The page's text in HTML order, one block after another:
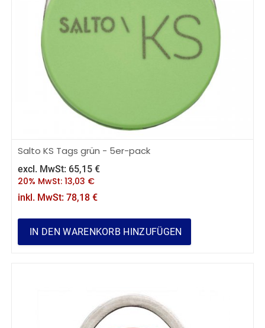
Salto KS Tags grün - 5er-pack
excl. MwSt: 65,15 €
20% MwSt: 13,03 €
inkl. MwSt: 78,18 €
IN DEN WARENKORB HINZUFÜGEN